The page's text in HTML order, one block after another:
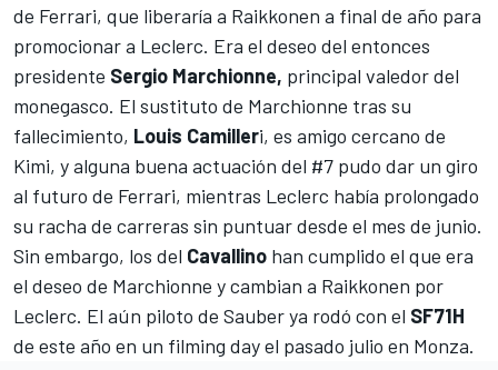
de Ferrari, que liberaría a Raikkonen a final de año para
promocionar a Leclerc. Era el deseo del entonces
presidente Sergio Marchionne, principal valedor del
monegasco. El sustituto de Marchionne tras su
fallecimiento, Louis Camilleri, es amigo cercano de
Kimi, y alguna buena actuación del #7 pudo dar un giro
al futuro de Ferrari, mientras Leclerc había prolongado
su racha de carreras sin puntuar desde el mes de junio.
Sin embargo, los del Cavallino han cumplido el que era
el deseo de Marchionne y cambian a Raikkonen por
Leclerc. El aún piloto de Sauber ya rodó con el SF71H
de este año en un filming day el pasado julio en Monza.